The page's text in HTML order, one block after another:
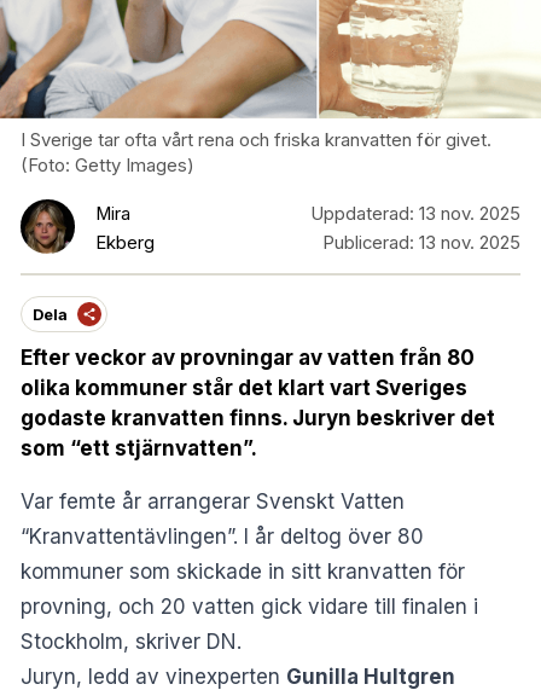
I Sverige tar ofta vårt rena och friska kranvatten för givet.
(Foto: Getty Images)
Mira
Ekberg
Uppdaterad: 13 nov. 2025
Publicerad: 13 nov. 2025
Dela
Efter veckor av provningar av vatten från 80
olika kommuner står det klart vart Sveriges
godaste kranvatten finns. Juryn beskriver det
som “ett stjärnvatten”.
Var femte år arrangerar Svenskt Vatten
“Kranvattentävlingen”. I år deltog över 80
kommuner som skickade in sitt kranvatten för
provning, och 20 vatten gick vidare till finalen i
Stockholm, skriver DN.
Juryn, ledd av vinexperten Gunilla Hultgren